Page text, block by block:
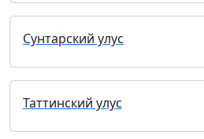
Сунтарский улус
Таттинский улус